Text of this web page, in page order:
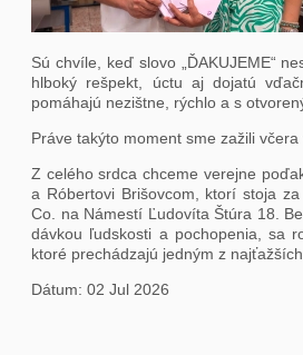
Sú chvíle, keď slovo „ĎAKUJEME“
hlboký rešpekt, úctu aj dojatú
pomáhajú nezištne, rýchlo a s
Práve takýto moment sme zažili včera
Z celého srdca chceme verejne
a Róbertovi Brišovcom, ktorí stoja
Co. na Námestí Ľudovíta Štúra 18.
dávkou ľudskosti a pochopenia, sa
ktoré prechádzajú jedným z
Dátum: 02 Jul 2026